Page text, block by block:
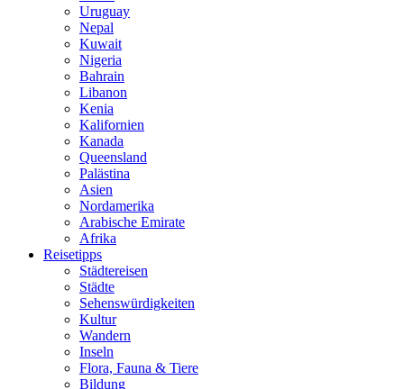
Uruguay
Nepal
Kuwait
Nigeria
Bahrain
Libanon
Kenia
Kalifornien
Kanada
Queensland
Palästina
Asien
Nordamerika
Arabische Emirate
Afrika
Reisetipps
Städtereisen
Städte
Sehenswürdigkeiten
Kultur
Wandern
Inseln
Flora, Fauna & Tiere
Bildung